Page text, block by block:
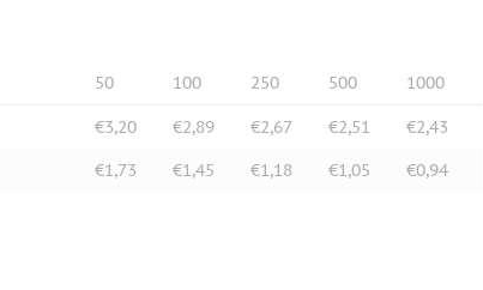
50 100 250 500 1000
€3,20 €2,89 €2,67 €2,51
€2,43
€1,73 €1,45 €1,18 €1,05 €0,94